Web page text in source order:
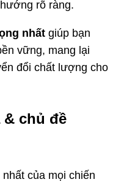
rõ ràng.
nhất giúp bạn
vững, mang lại
đổi chất lượng cho
chủ đề
của mọi chiến